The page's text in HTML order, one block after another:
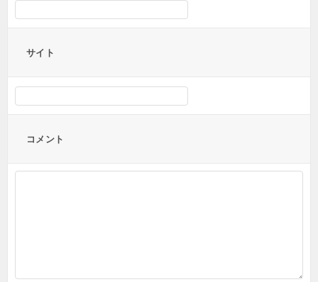
サイト
コメント